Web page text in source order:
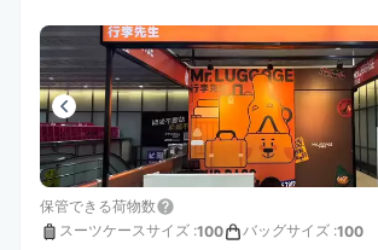
保管できる荷物数
スーツケースサイズ :100 バッグサイズ :100